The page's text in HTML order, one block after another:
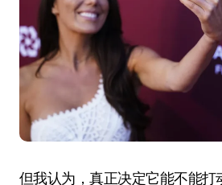
但我认为，真正决定它能不能打